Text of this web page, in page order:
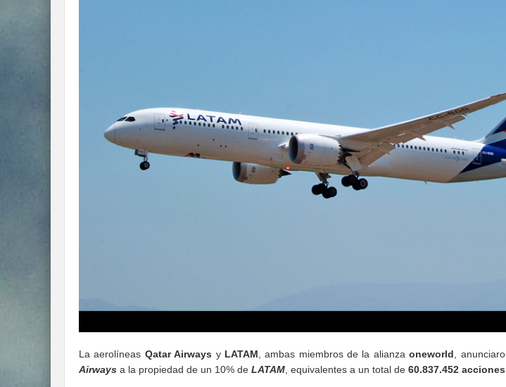
La aerolíneas Qatar Airways y LATAM, ambas miembros de la alianzaoneworld,
Airways a la propiedad de un 10% de LATAM, equivalentes a un total de 60.837.452 acciones